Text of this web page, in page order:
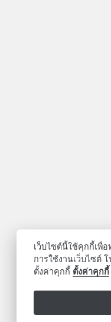
เว็บไซต์นี้ใช้คุกกี้เพื่
การใช้งานเว็บไซต์
ตั้งค่าคุกกี้ ตั้งค่าคุกกี้